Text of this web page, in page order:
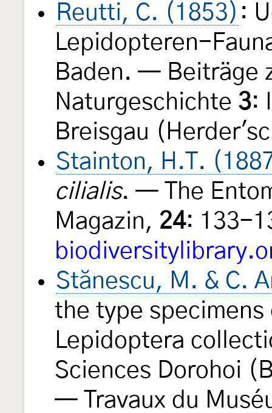
Reutti, C. (1853) :
Lepidopteren-
Baden. — Beiträge
Naturgeschichte 3:
Breisgau
Stainton, H.T.
cilialis. — The
Magazin, 24: 133-
Stănescu, M. & C.
the type specimens
Lepidoptera
Sciences Dorohoi
— Travaux du